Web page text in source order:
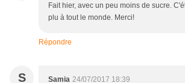
Fait hier, avec un peu moins de sucre.
plu à tout le monde. Merci!
Répondre
S Samia 24/07/2017 18:39